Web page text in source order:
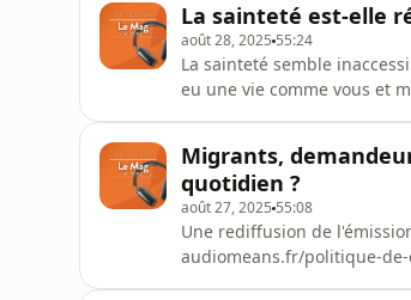
La sainteté est-elle
août 28, 2025 55:24
La sainteté semble
eu une vie comme vous et
Migrants,
quotidien ?
août 27, 2025 55:08
Une rediffusion de
audiomeans.fr/politique-